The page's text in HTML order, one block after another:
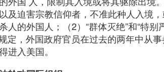
及迫害宗教信仰者，不准此种人入境
人的外国人；（2）“群体灭绝”和“特
定，外国政府官员在过去的两年中从
进入美国。